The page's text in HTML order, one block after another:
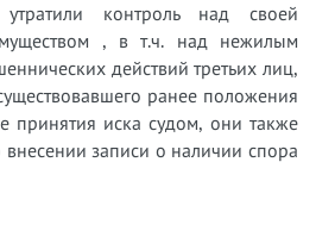
контроль над своей
, в т.ч. над нежилым
действий третьих лиц,
ранее положения
принятия иска судом, они также
записи о наличии спора